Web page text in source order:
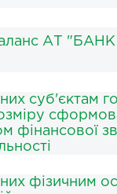
АТ
суб'єктам
фізичним